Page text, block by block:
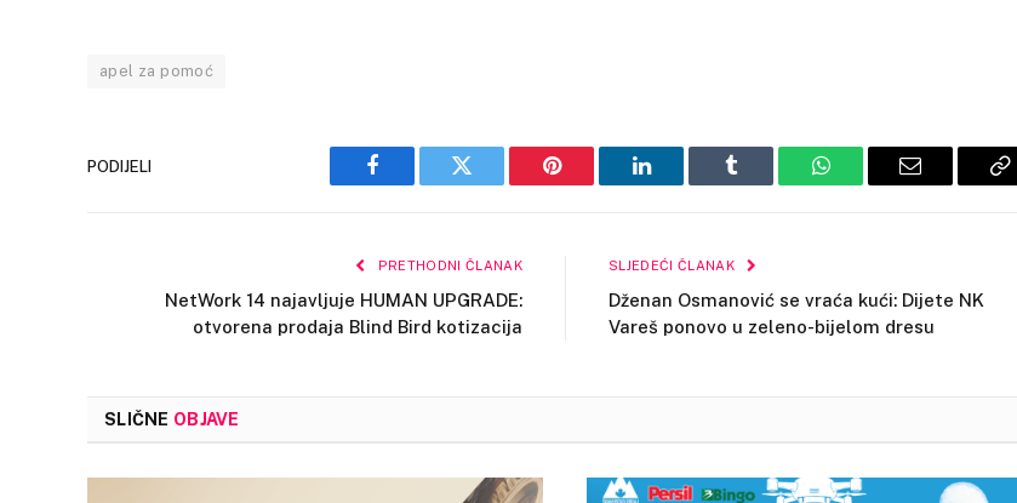
apel za pomoć
PODIJELI
Facebook Twitter Pinterest LinkedIn Tumblr WhatsAppEmail
PRETHODNI ČLANAK
NetWork 14 najavljuje HUMAN UPGRADE:
otvorena prodaja Blind Bird kotizacija
SLJEDEĆI ČLANAK
Dženan Osmanović se vraća kući: Dijete NK
Vareš ponovo u zeleno-bijelom dresu
SLIČNE OBJAVE